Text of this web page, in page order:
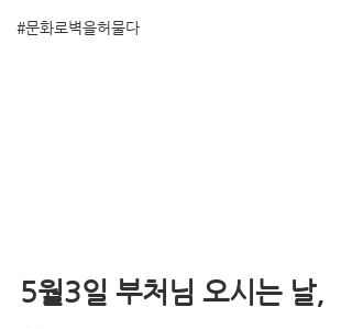
#문화로벽을허물다
5월3일 부처님 오시는 날,